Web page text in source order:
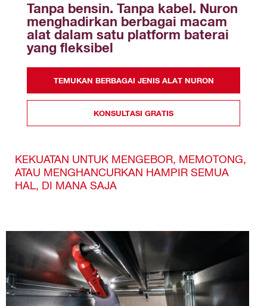
Tanpa bensin. Tanpa kabel. Nuron
menghadirkan berbagai macam
alat dalam satu platform baterai
yang fleksibel
TEMUKAN BERBAGAI JENIS ALAT NURON
KONSULTASI GRATIS
KEKUATAN UNTUK MENGEBOR, MEMOTONG,
ATAU MENGHANCURKAN HAMPIR SEMUA
HAL, DI MANA SAJA